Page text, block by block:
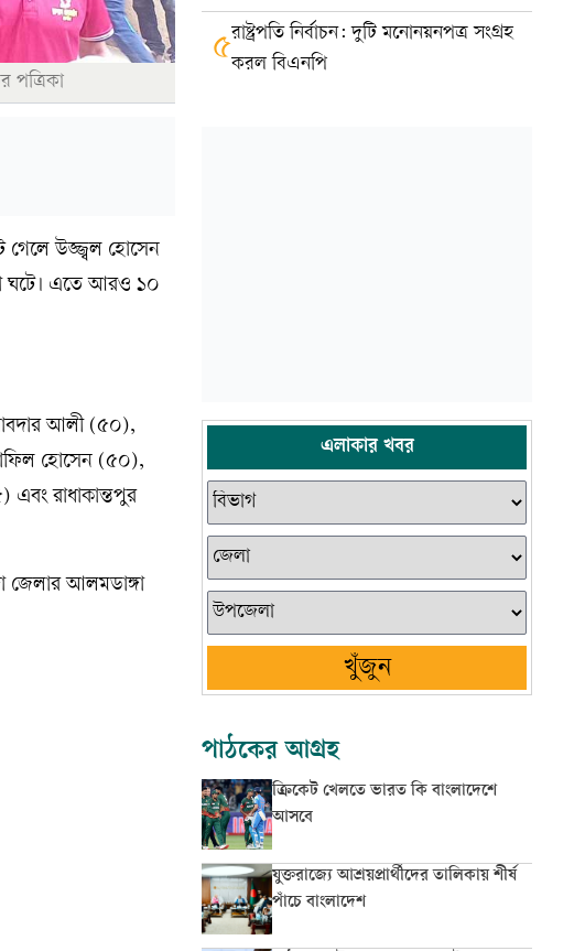
পত্রিকা
গেলে উজ্জ্বল হোসেন
ঘটে। এতে আরও ১০
আলী (৫০),
হোসেন (৫০),
রাধাকান্তপুর
জেলার আলমডাঙ্গা
৫রাষ্ট্রপতি নির্বাচন: দুটি মনোনয়নপত্র সংগ্রহ
করল বিএনপি
এলাকার খবর
খুঁজুন
পাঠকের আগ্রহ
ক্রিকেট খেলতে ভারত কি বাংলাদেশে
আসবে
যুক্তরাজ্যে আশ্রয়প্রার্থীদের তালিকায় শীর্ষ
পাঁচে বাংলাদেশ